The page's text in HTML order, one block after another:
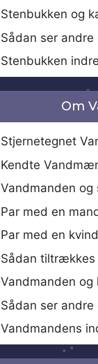
Stenbukken og
Sådan ser andre
Stenbukken
Om
Stjernetegnet
Kendte
Vandmanden og
Par med en
Par med en
Sådan tiltrækkes
Vandmanden
Sådan ser andre
Vandmandens